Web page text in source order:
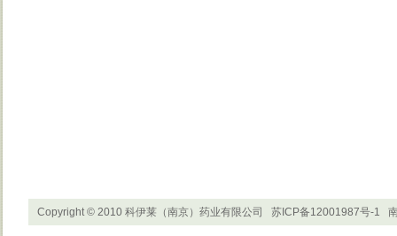
Copyright © 2010 科伊莱（南京）药业有限公司 苏ICP备12001987号-1